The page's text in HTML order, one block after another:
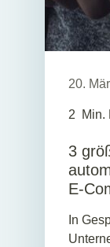
20.
2 Min.
3
E-
In